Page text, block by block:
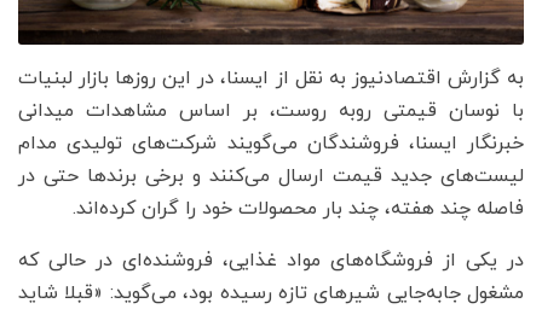
به گزارش اقتصادنیوز به نقل از ایسنا، در این روزها بازار لبنیات
با نوسان قیمتی روبه روست، بر اساس مشاهدات میدانی
خبرنگار ایسنا، فروشندگان می‌گویند شرکت‌های تولیدی مدام
لیست‌های جدید قیمت ارسال می‌کنند و برخی برندها حتی در
فاصله چند هفته، چند بار محصولات خود را گران کرده‌اند.
در یکی از فروشگاه‌های مواد غذایی، فروشنده‌ای در حالی که
مشغول جابه‌جایی شیرهای تازه رسیده بود، می‌گوید: «قبلا شاید